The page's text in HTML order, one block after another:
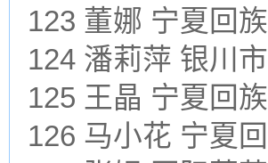
123 董娜 宁夏回
124 潘莉萍 银川
125 王晶 宁夏回
126 马小花 宁夏